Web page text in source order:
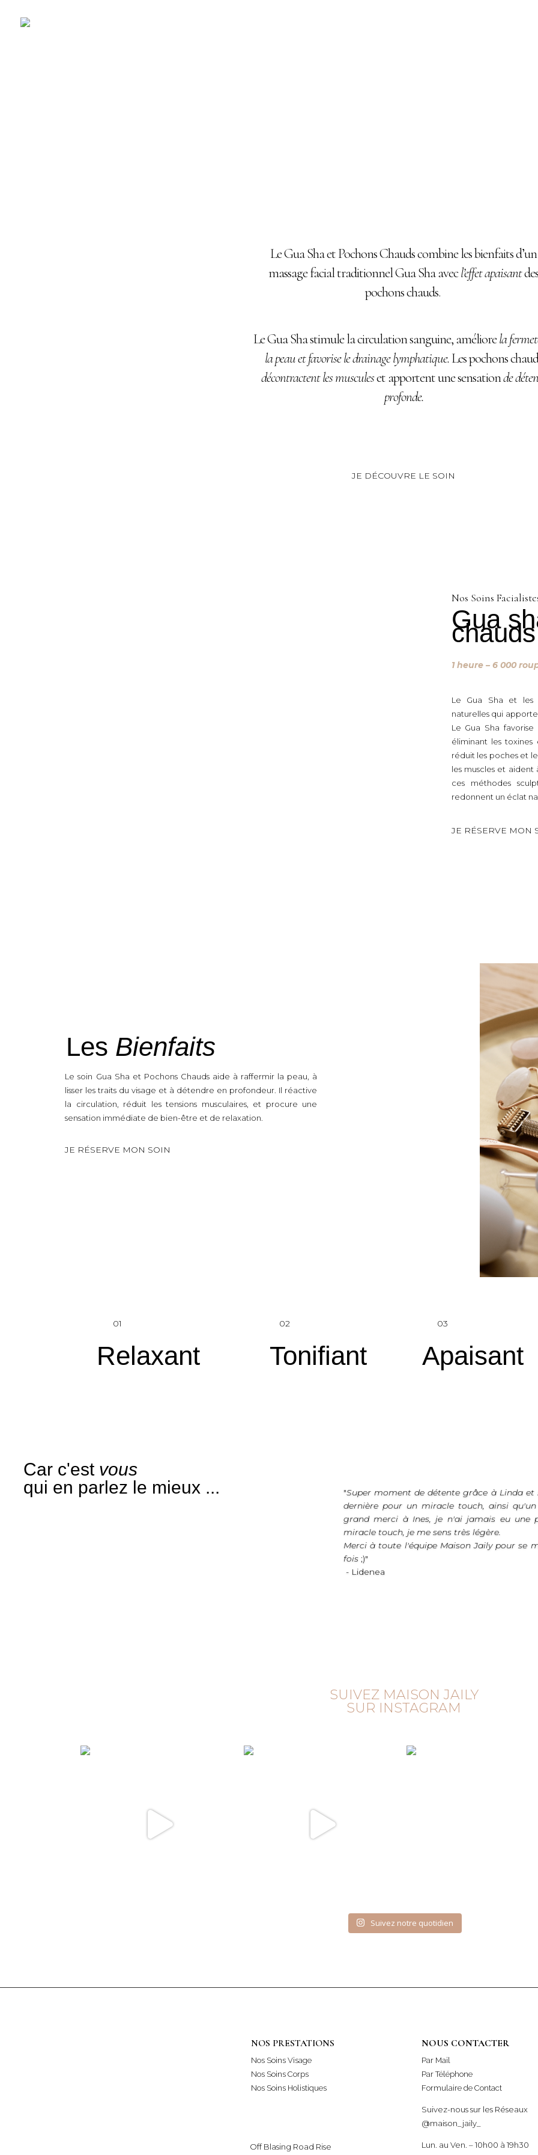
Le Gua Sha et Pochons Chauds combine les bienfaits d’un
massage facial traditionnel Gua Sha avecl’effet apaisantdes
pochons chauds.
Le Gua Sha stimule la circulation sanguine, améliorela
la peau et favorise le drainage lymphatique.Les pochons
décontractent les musculeset apportent une sensationde
profonde.
JE DÉCOUVRE LE SOIN
Nos Soins
Gua
chauds
1 heure – 6 000
Le Gua Sha et les
naturelles qui
Le Gua Sha
éliminant les
réduit les poches et
les muscles et aident
ces méthodes
redonnent un éclat
JE RÉSERVE MON
Les Bienfaits
Le soin Gua Sha et Pochons Chauds aide à raffermir la peau, à
lisser les traits du visage et à détendre en profondeur. Il réactive
la circulation, réduit les tensions musculaires, et procure une
sensation immédiate de bien-être et de relaxation.
JE RÉSERVE MON SOIN
01
Relaxant
02
Tonifiant
03
Apaisant
Car c'est vous
qui en parlez le mieux ...
"Super moment de détente grâce à Linda et
dernière pour un miracle touch, ainsi
grand merci à Ines, je n'ai jamais eu une
miracle touch, je me sens très légère.
Merci à toute l'équipe Maison Jaily pour se
fois;)"
- Lidenea
SUIVEZ MAISON JAILY
SUR INSTAGRAM
Suivez notre quotidien
NOS PRESTATIONS
Nos Soins Visage
Nos Soins Corps
Nos Soins Holistiques
Off Blasing Road Rise
NOUS CONTACTER
Par Mail
Par Téléphone
Formulaire de Contact
Suivez-nous sur les Réseaux
@maison_jaily_
Lun. au Ven. – 10h00 à 19h30